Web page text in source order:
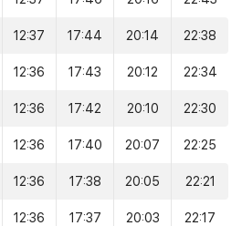
12:37 17:44 20:14 22:38
12:36 17:43 20:12 22:34
12:36 17:42 20:10 22:30
12:36 17:40 20:07 22:25
12:36 17:38 20:05 22:21
12:36 17:37 20:03 22:17